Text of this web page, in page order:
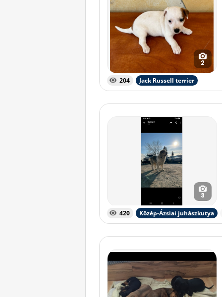
2
204 Jack Russell terrier
3
420 Közép-Ázsiai juhászkutya